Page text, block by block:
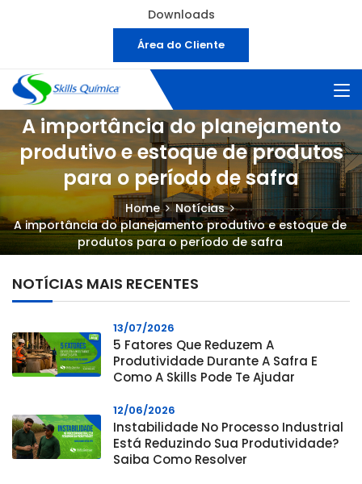
Downloads
Área do Cliente
A importância do planejamento
produtivo e estoque de produtos
para o período de safra
Home
Notícias
A importância do planejamento produtivo e estoque de
produtos para o período de safra
NOTÍCIAS MAIS RECENTES
13/07/2026
5 Fatores Que Reduzem A
Produtividade Durante A Safra E
Como A Skills Pode Te Ajudar
12/06/2026
Instabilidade No Processo Industrial
Está Reduzindo Sua Produtividade?
Saiba Como Resolver